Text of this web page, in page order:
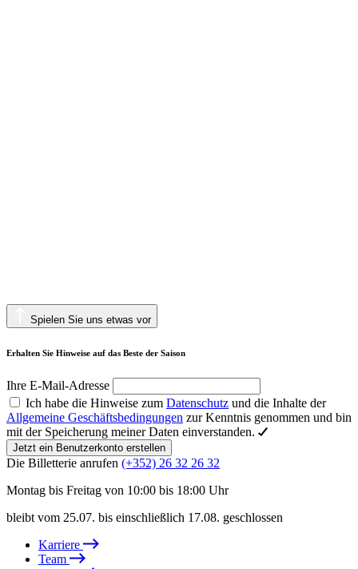
Spielen Sie uns etwas vor
Erhalten Sie Hinweise auf das Beste der Saison
Ihre E-Mail-Adresse
Ich habe die Hinweise zum Datenschutz und die Inhalte der
Allgemeine Geschäftsbedingungen zur Kenntnis genommen und bin
mit der Speicherung meiner Daten einverstanden.
Jetzt ein Benutzerkonto erstellen
Die Billetterie anrufen (+352) 26 32 26 32
Montag bis Freitag von 10:00 bis 18:00 Uhr
bleibt vom 25.07. bis einschließlich 17.08. geschlossen
Karriere
Team